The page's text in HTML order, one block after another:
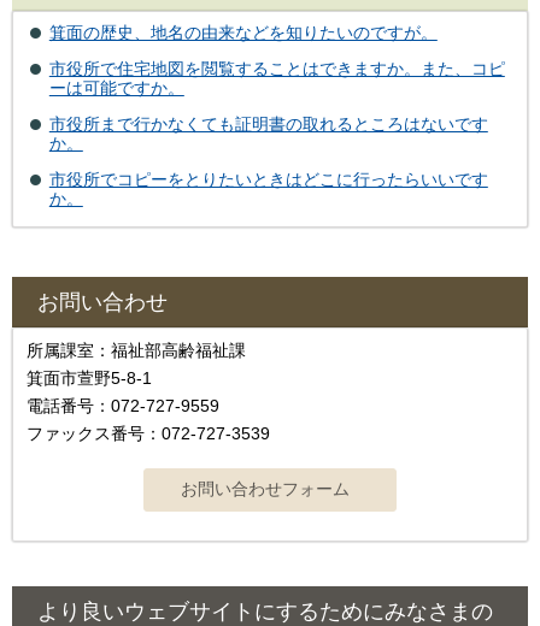
箕面の歴史、地名の由来などを知りたいのですが。
市役所で住宅地図を閲覧することはできますか。また、コピ
ーは可能ですか。
市役所まで行かなくても証明書の取れるところはないです
か。
市役所でコピーをとりたいときはどこに行ったらいいです
か。
お問い合わせ
所属課室：福祉部高齢福祉課
箕面市萱野5-8-1
電話番号：072-727-9559
ファックス番号：072-727-3539
より良いウェブサイトにするためにみなさまの